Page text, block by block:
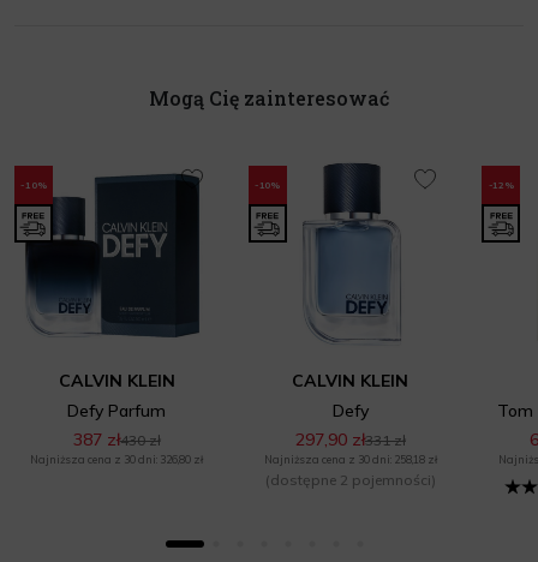
Mogą Cię zainteresować
-10%
CALVIN KLEIN
Defy Parfum
387 zł430 zł
Najniższa cena z 30 dni: 326,80 zł
-10%
CALVIN KLEIN
Defy
297,90 zł331 zł
Najniższa cena z 30 dni: 258,18 zł
(dostępne 2 pojemności)
-12%
Tom